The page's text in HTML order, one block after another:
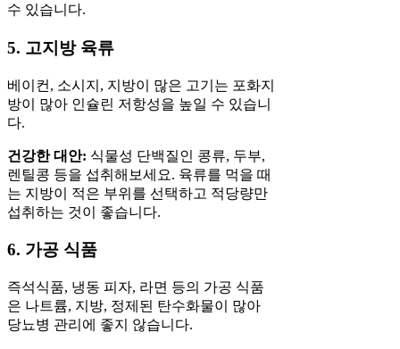
수 있습니다.
5. 고지방 육류
베이컨, 소시지, 지방이 많은 고기는 포화지
방이 많아 인슐린 저항성을 높일 수 있습니
다.
건강한 대안: 식물성 단백질인 콩류, 두부,
렌틸콩 등을 섭취해보세요. 육류를 먹을 때
는 지방이 적은 부위를 선택하고 적당량만
섭취하는 것이 좋습니다.
6. 가공 식품
즉석식품, 냉동 피자, 라면 등의 가공 식품
은 나트륨, 지방, 정제된 탄수화물이 많아
당뇨병 관리에 좋지 않습니다.